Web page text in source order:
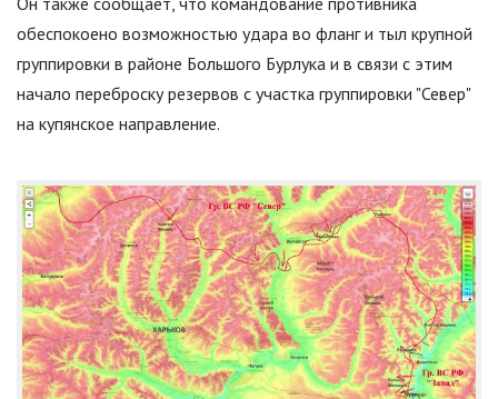
обеспокоено возможностью удара во фланг и тыл крупной
группировки в районе Большого Бурлука и в связи с этим
начало переброску резервов с участка группировки "Север"
на купянское направление.